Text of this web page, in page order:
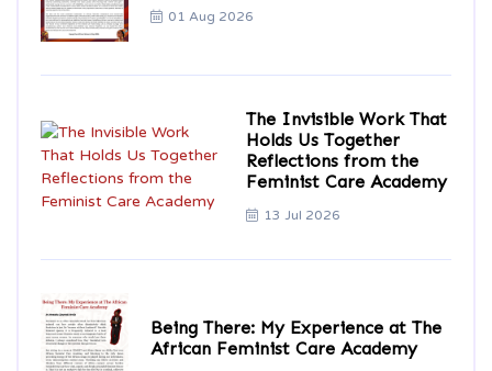
01 Aug 2026
The Invisible Work That
Holds Us Together
Reflections from the
Feminist Care Academy
13 Jul 2026
Being There: My Experience at The
African Feminist Care Academy